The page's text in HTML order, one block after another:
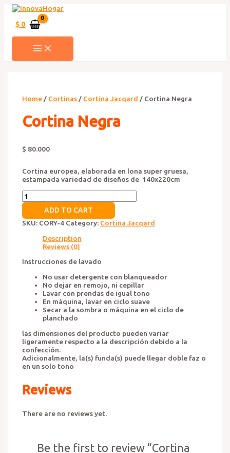
contenido
$ 0
MAIN
MENU
Home/ Cortinas/ Cortina Jacqard / Cortina Negra
Cortina Negra
$ 80.000
Cortina europea, elaborada en lona super gruesa,
estampada variedad de diseños de 140x220cm
Cortina
Negra
quantityADD TO CART
SKU: CORY-4 Category: Cortina Jacqard
Description
Reviews (0)
Instrucciones de lavado
No usar detergente con blanqueador
No dejar en remojo, ni cepillar
Lavar con prendas de igual tono
En máquina, lavar en ciclo suave
Secar a la sombra o máquina en el ciclo de
planchado
las dimensiones del producto pueden variar
ligeramente respecto a la descripción debido a la
confección.
Adicionalmente, la(s) funda(s) puede llegar doble faz o
en un solo tono
Reviews
There are no reviews yet.
Be the first to review “Cortina